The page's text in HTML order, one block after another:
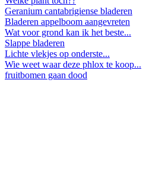
Geranium cantabrigiense bladeren
Bladeren appelboom aangevreten
Wat voor grond kan ik het beste...
Slappe bladeren
Lichte vlekjes op onderste...
Wie weet waar deze phlox te koop...
fruitbomen gaan dood